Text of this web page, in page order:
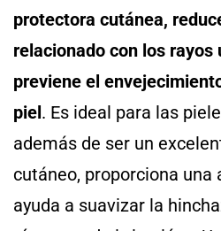
protectora cutánea,
relacionado con los
previene el
piel. Es ideal para las
además de ser un
cutáneo, proporciona una
ayuda a suavizar la